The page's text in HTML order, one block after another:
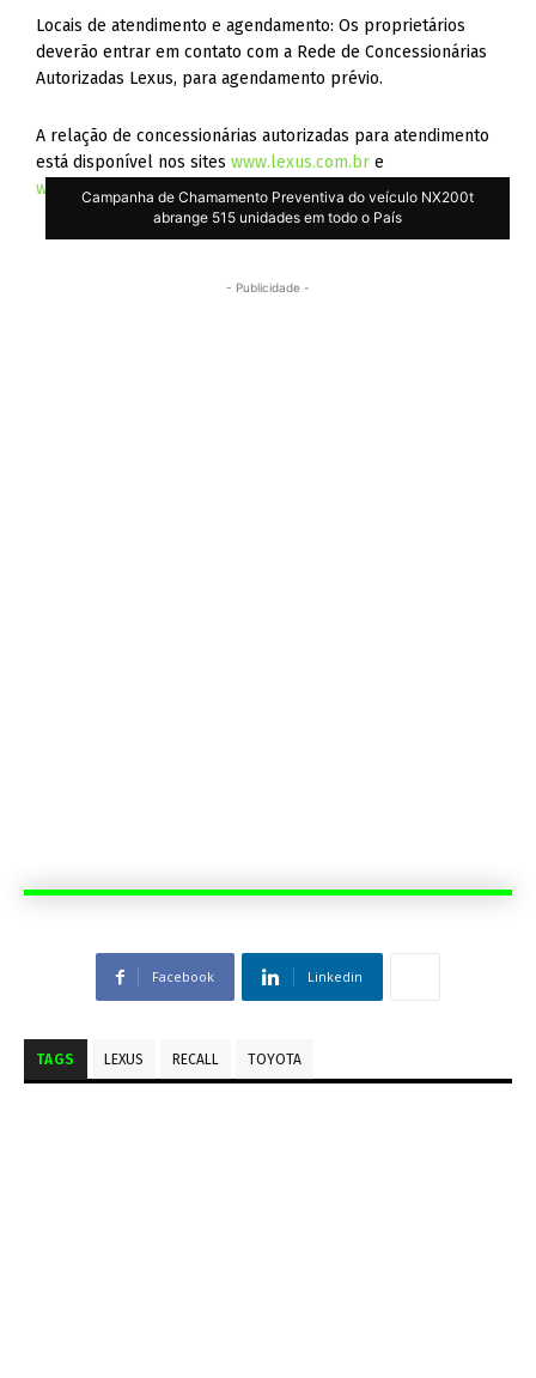
Locais de atendimento e agendamento: Os proprietários
deverão entrar em contato com a Rede de Concessionárias
Autorizadas Lexus, para agendamento prévio.
A relação de concessionárias autorizadas para atendimento
está disponível nos siteswww.lexus.com.br e
www.toyota.com.br.
Campanha de Chamamento Preventiva do veículo NX200t
abrange 515 unidades em todo o País
- Publicidade -
Facebook Linkedin
TAGS LEXUS RECALL TOYOTA